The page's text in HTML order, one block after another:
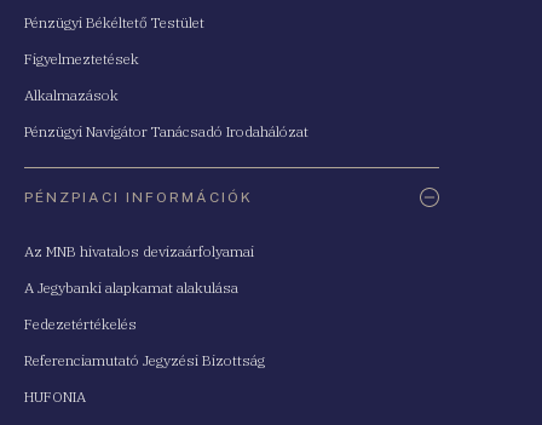
Pénzügyi Békéltető Testület
Figyelmeztetések
Alkalmazások
Pénzügyi Navigátor Tanácsadó Irodahálózat
PÉNZPIACI INFORMÁCIÓK
Az MNB hivatalos devizaárfolyamai
A Jegybanki alapkamat alakulása
Fedezetértékelés
Referenciamutató Jegyzési Bizottság
HUFONIA